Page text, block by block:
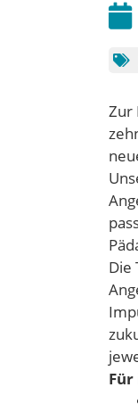
Zur
Die